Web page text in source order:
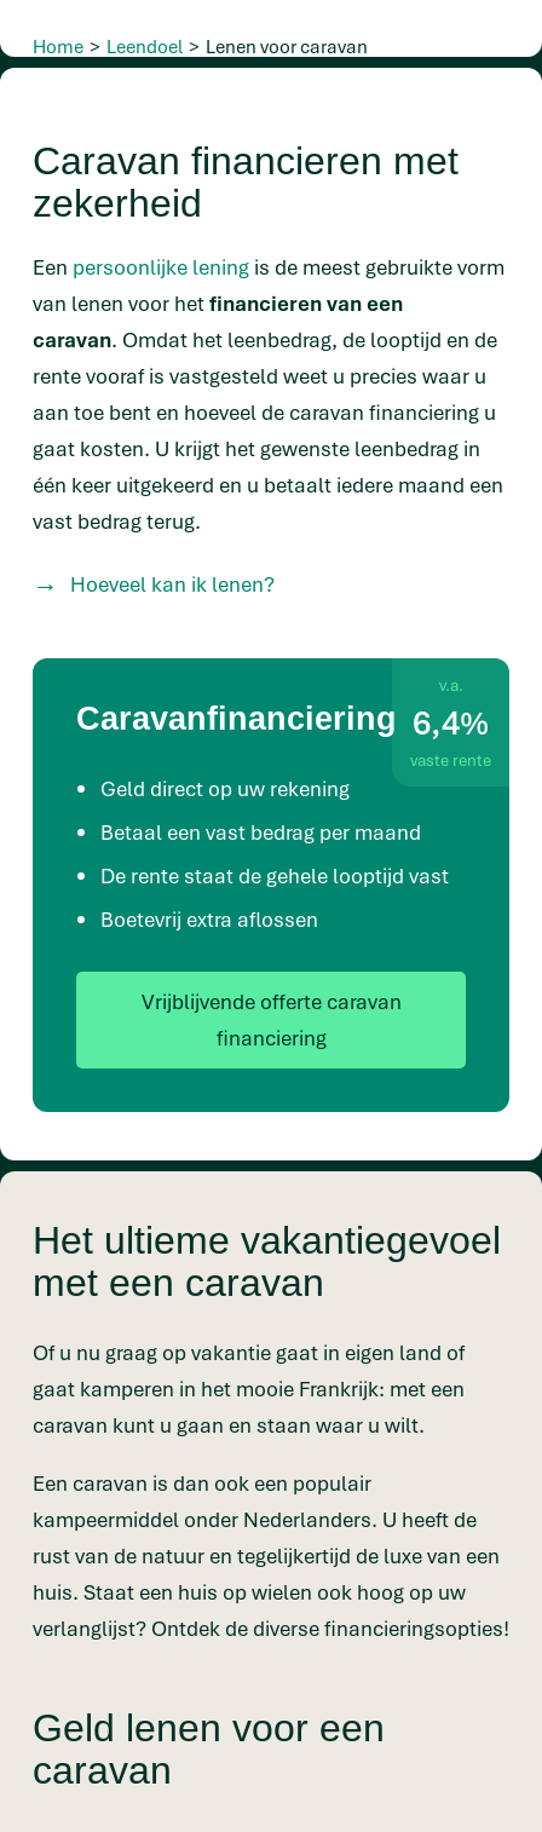
Home > Leendoel > Lenen voor caravan
Caravan financieren met
zekerheid
Een persoonlijke lening is de meest gebruikte vorm
van lenen voor hetfinancieren van een
caravan. Omdat het leenbedrag, de looptijd en de
rente vooraf is vastgesteld weet u precies waar u
aan toe bent en hoeveel de caravan financiering u
gaat kosten. U krijgt het gewenste leenbedrag in
één keer uitgekeerd en u betaalt iedere maand een
vast bedrag terug.
Hoeveel kan ik lenen?
v.a.
6,4%
vaste rente
Caravanfinanciering
Geld direct op uw rekening
Betaal een vast bedrag per maand
De rente staat de gehele looptijd vast
Boetevrij extra aflossen
Vrijblijvende offerte caravan
financiering
Het ultieme vakantiegevoel
met een caravan
Of u nu graag op vakantie gaat in eigen land of
gaat kamperen in het mooie Frankrijk: met een
caravan kunt u gaan en staan waar u wilt.
Een caravan is dan ook een populair
kampeermiddel onder Nederlanders. U heeft de
rust van de natuur en tegelijkertijd de luxe van een
huis. Staat een huis op wielen ook hoog op uw
verlanglijst? Ontdek de diverse financieringsopties!
Geld lenen voor een
caravan